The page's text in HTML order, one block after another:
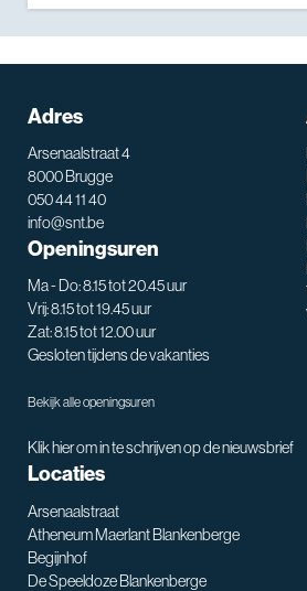
Adres
Arsenaalstraat 4
8000 Brugge
050 44 11 40
info@snt.be
Openingsuren
Ma - Do: 8.15 tot 20.45 uur
Vrij: 8.15 tot 19.45 uur
Zat: 8.15 tot 12.00 uur
Gesloten tijdens de vakanties
Bekijk alle openingsuren
Klik hier om in te schrijven op de nieuwsbrief
Locaties
Arsenaalstraat
Atheneum Maerlant Blankenberge
Begijnhof
De Speeldoze Blankenberge